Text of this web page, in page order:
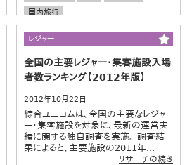
国内旅行
レジャー
全国の主要レジャー・集客施設入場
者数ランキング【2012年版】
2012年10月22日
綜合ユニコムは、全国の主要なレジャ
ー・集客施設を対象に、最新の運営実
績に関する独自調査を実施。 調査結
果によると、主要施設の2011年...
リサーチの続き